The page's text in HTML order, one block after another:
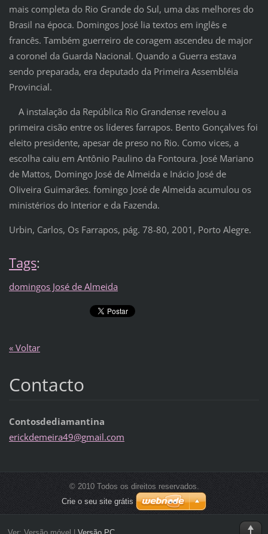
mais completa do Rio Grande do Sul, uma das melhores do
Brasil na época. Domingos José lia textos em inglês e
francês. Também guerreiro de coragem ascendeu de major
a coronel da Guarda Nacional. Quando a Guerra estava
sendo preparada, era deputado da Primeira Assembléia
Provincial.
A instalação da República Rio Grandense revelou a
primeira cisão entre os líderes farrapos. Bento Gonçalves foi
eleito presidente, apesar de preso no Rio. Como vices, a
escolha caiu em Antônio Paulino da Fontoura. José Mariano
de Mattos, Domingo José de Almeida e Inácio José de
OIiveira Guimarães. fomingo José de Almeida acumulou os
ministérios do Interior e da Fazenda.
Urbin, Carlos, Os Farrapos, pág. 78-80, 2001, Porto Alegre.
Tags:
domingos José de Almeida
« Voltar
Contacto
Contosdediamantina
erickdemeira49@gmail.com
© 2010 Todos os direitos reservados.
Crie o seu site grátis